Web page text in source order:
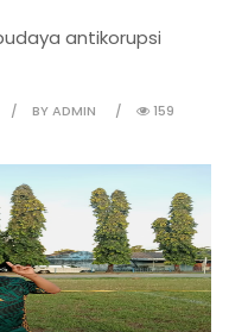
antikorupsi
BY ADMIN 159